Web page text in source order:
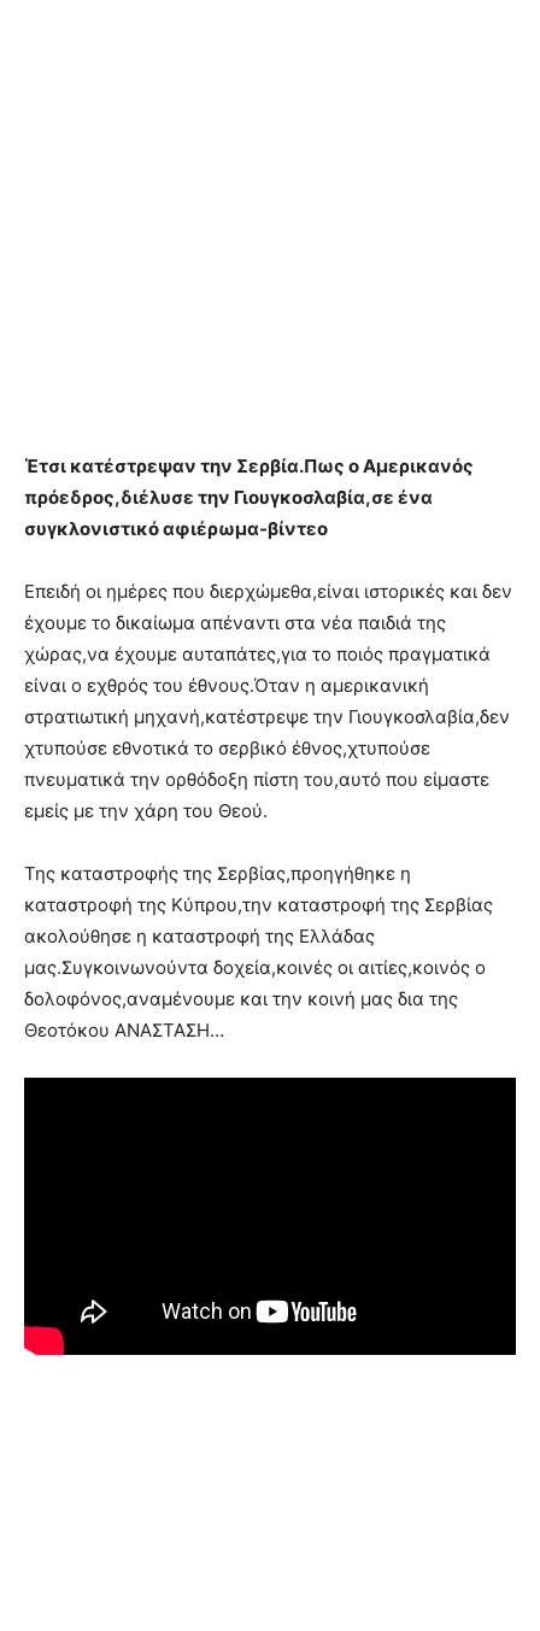
Έτσι κατέστρεψαν την Σερβία.Πως ο Αμερικανός
πρόεδρος,διέλυσε την Γιουγκοσλαβία,σε ένα
συγκλονιστικό αφιέρωμα-βίντεο
Επειδή οι ημέρες που διερχώμεθα,είναι ιστορικές και δεν
έχουμε το δικαίωμα απέναντι στα νέα παιδιά της
χώρας,να έχουμε αυταπάτες,για το ποιός πραγματικά
είναι ο εχθρός του έθνους.Όταν η αμερικανική
στρατιωτική μηχανή,κατέστρεψε την Γιουγκοσλαβία,δεν
χτυπούσε εθνοτικά το σερβικό έθνος,χτυπούσε
πνευματικά την ορθόδοξη πίστη του,αυτό που είμαστε
εμείς με την χάρη του Θεού.
Της καταστροφής της Σερβίας,προηγήθηκε η
καταστροφή της Κύπρου,την καταστροφή της Σερβίας
ακολούθησε η καταστροφή της Ελλάδας
μας.Συγκοινωνούντα δοχεία,κοινές οι αιτίες,κοινός ο
δολοφόνος,αναμένουμε και την κοινή μας δια της
Θεοτόκου ΑΝΑΣΤΑΣΗ…